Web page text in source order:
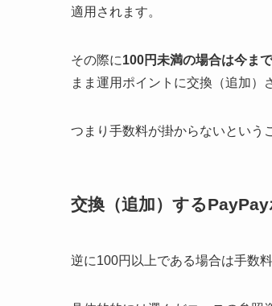
適用されます。
その際に100円未満の場合は今ま
まま運用ポイントに交換（追加）
つまり手数料が掛からないという
交換（追加）する
逆に100円以上である場合は手数